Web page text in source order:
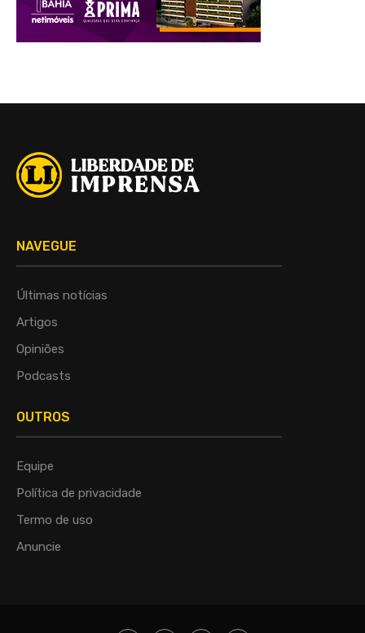
NAVEGUE
Últimas notícias
Artigos
Opiniões
Podcasts
OUTROS
Equipe
Política de privacidade
Termo de uso
Anuncie